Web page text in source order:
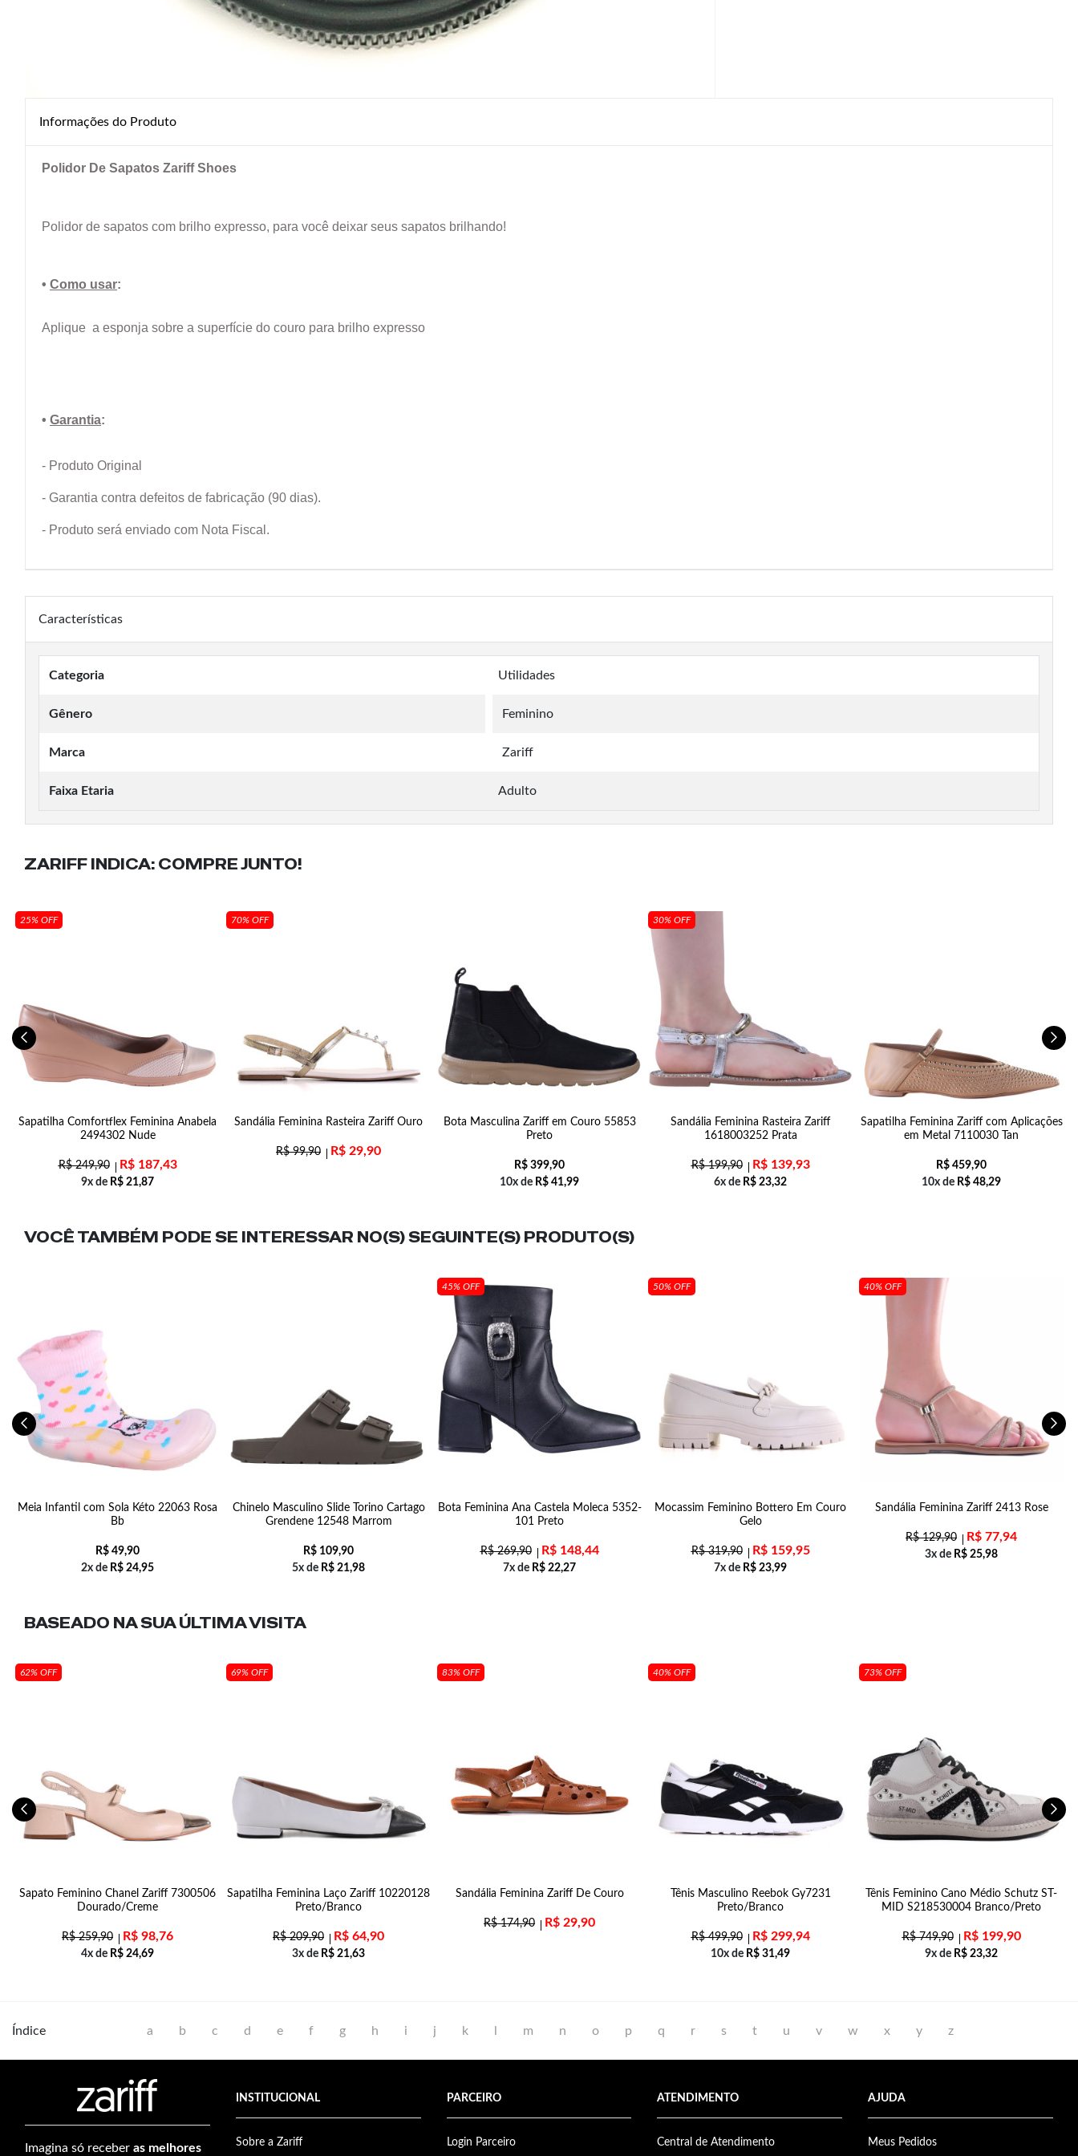
Informações do Produto
Polidor De Sapatos Zariff Shoes
Polidor de sapatos com brilho expresso, para você deixar seus sapatos brilhando!
• Como usar:
Aplique a esponja sobre a superfície do couro para brilho expresso
• Garantia:
- Produto Original
- Garantia contra defeitos de fabricação (90 dias).
- Produto será enviado com Nota Fiscal.
Características
Categoria Utilidades
Gênero Feminino
Marca Zariff
Faixa Etaria Adulto
ZARIFF INDICA: COMPRE JUNTO!
25% OFF
Sapatilha Comfortflex Feminina Anabela
2494302 Nude
R$249,90 R$187,43
9x de R$ 21,87
70% OFF
Sandália Feminina Rasteira Zariff Ouro
R$99,90 R$ 29,90
Bota Masculina Zariff em Couro 55853
Preto
R$ 399,90
10x de R$ 41,99
30% OFF
Sandália Feminina Rasteira Zariff
1618003252 Prata
R$199,90 R$139,93
6x de R$ 23,32
Sapatilha Feminina Zariff com Aplicações
em Metal 7110030 Tan
R$ 459,90
10x de R$ 48,29
VOCÊ TAMBÉM PODE SE INTERESSAR NO(S) SEGUINTE(S) PRODUTO(S)
Meia Infantil com Sola Kéto 22063 Rosa
Bb
R$ 49,90
2x de R$ 24,95
Chinelo Masculino Slide Torino Cartago
Grendene 12548 Marrom
R$ 109,90
5x de R$ 21,98
45% OFF
Bota Feminina Ana Castela Moleca 5352-
101 Preto
R$269,90 R$148,44
7x de R$ 22,27
50% OFF
Mocassim Feminino Bottero Em Couro
Gelo
R$319,90 R$159,95
7x de R$ 23,99
40% OFF
Sandália Feminina Zariff 2413 Rose
R$129,90 R$ 77,94
3x de R$ 25,98
BASEADO NA SUAÚLTIMA VISITA
62% OFF
Sapato Feminino Chanel Zariff 7300506
Dourado/Creme
R$259,90 R$ 98,76
4x de R$ 24,69
69% OFF
Sapatilha Feminina Laço Zariff 10220128
Preto/Branco
R$209,90 R$ 64,90
3x de R$ 21,63
83% OFF
Sandália Feminina Zariff De Couro
R$174,90 R$ 29,90
40% OFF
Tênis Masculino Reebok Gy7231
Preto/Branco
R$499,90 R$299,94
10x de R$ 31,49
73% OFF
Tênis Feminino Cano Médio Schutz ST-
MID S218530004 Branco/Preto
R$749,90 R$199,90
9x de R$ 23,32
Índice a b c d e f g h i j k m n o p q r s t u v w x y z
Imagina só receber as melhores
INSTITUCIONAL
Sobre a Zariff
PARCEIRO
Login Parceiro
ATENDIMENTO
Central de Atendimento
AJUDA
Meus Pedidos